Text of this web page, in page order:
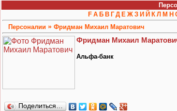
F А Б В Г Д Е Ж З И Й К Л М Н
Персоналии » Фридман Михаил Маратович
Фридман Михаил
Альфа-банк
Поделиться…